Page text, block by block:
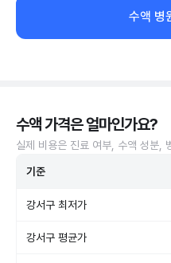
수액 병
수액 가격은 얼마인가요?
실제 비용은 진료 여부, 수액 성분,
기준
강서구 최저가
강서구 평균가